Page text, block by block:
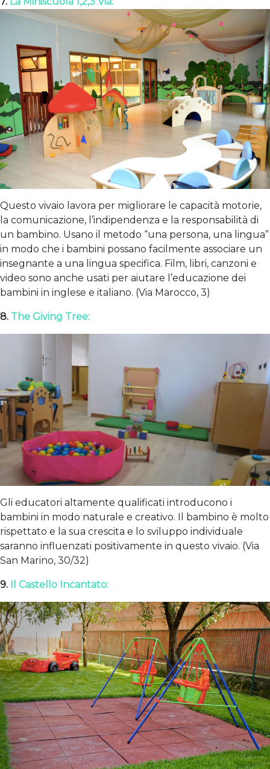
Questo vivaio lavora per migliorare le capacità motorie,
la comunicazione, l’indipendenza e la responsabilità di
un bambino. Usano il metodo “una persona, una lingua”
in modo che i bambini possano facilmente associare un
insegnante a una lingua specifica. Film, libri, canzoni e
video sono anche usati per aiutare l’educazione dei
bambini in inglese e italiano. (Via Marocco, 3)
8. The Giving Tree:
Gli educatori altamente qualificati introducono i
bambini in modo naturale e creativo. Il bambino è molto
rispettato e la sua crescita e lo sviluppo individuale
saranno influenzati positivamente in questo vivaio. (Via
San Marino, 30/32)
9. Il Castello Incantato: